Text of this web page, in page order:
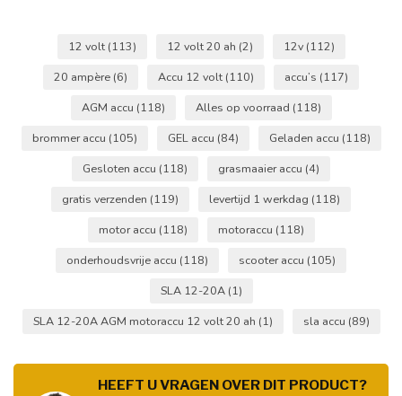
12 volt (113) 12 volt 20 ah (2) 12v (112)
20 ampère (6) Accu 12 volt (110) accu’s (117)
AGM accu (118) Alles op voorraad (118)
brommer accu (105) GEL accu (84) Geladen accu (118)
Gesloten accu (118) grasmaaier accu (4)
gratis verzenden (119) levertijd 1 werkdag (118)
motor accu (118) motoraccu (118)
onderhoudsvrije accu (118) scooter accu (105)
SLA 12-20A (1)
SLA 12-20A AGM motoraccu 12 volt 20 ah (1) sla accu (89)
HEEFT U VRAGEN OVER DIT PRODUCT?